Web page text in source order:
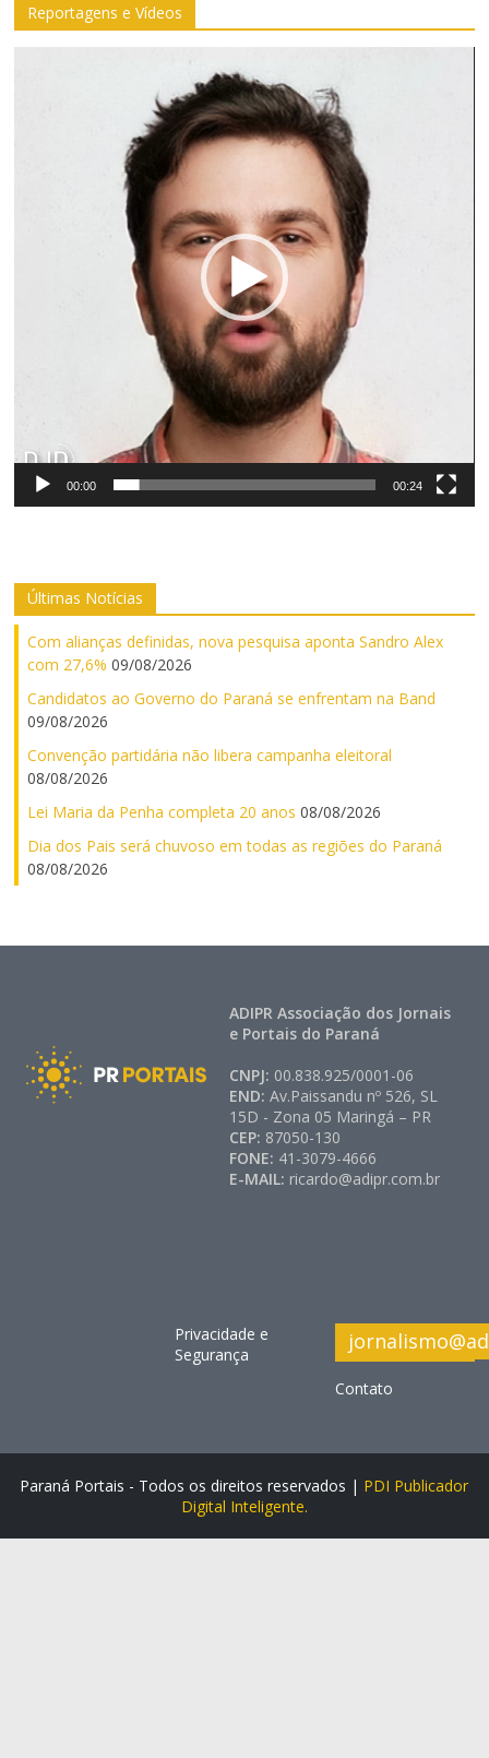
Reportagens e Vídeos
00:00 00:24
Últimas Notícias
Com alianças definidas, nova pesquisa aponta Sandro Alex
com 27,6% 09/08/2026
Candidatos ao Governo do Paraná se enfrentam na Band
09/08/2026
Convenção partidária não libera campanha eleitoral
08/08/2026
Lei Maria da Penha completa 20 anos 08/08/2026
Dia dos Pais será chuvoso em todas as regiões do Paraná
08/08/2026
ADIPR Associação dos Jornais
e Portais do Paraná
CNPJ: 00.838.925/0001-06
END:Av.Paissandu nº 526, SL
15D - Zona 05 Maringá – PR
CEP: 87050-130
FONE: 41-3079-4666
E-MAIL: ricardo@adipr.com.br
Privacidade e
Segurança
Contato
Paraná Portais - Todos os direitos reservados | PDI Publicador
Digital Inteligente.